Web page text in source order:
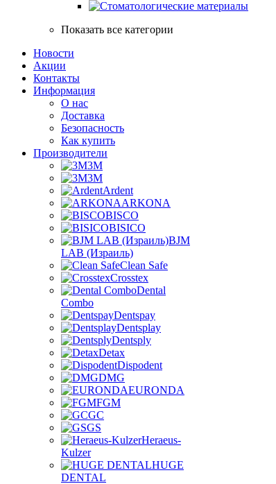
Показать все категории
Новости
Акции
Контакты
Информация
О нас
Доставка
Безопасность
Как купить
Производители
3M
3М
Ardent
ARKONA
BISCO
BISICO
BJM
LAB (Израиль)
Clean Safe
Crosstex
Dental
Combo
Dentspay
Dentsplay
Dentsply
Detax
Dispodent
DMG
EURONDA
FGM
GC
GS
Heraeus-
Kulzer
HUGE
DENTAL